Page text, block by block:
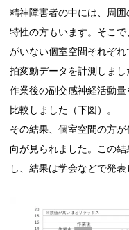
精神障害者の中には、周
特性の方もいます。そこ
がいない個室空間それぞ
拍変動データを計測しま
作業後の副交感神経活動
比較しました（下図）。
その結果、個室空間の方
向が見られました。この
し、結果は学会などで発表